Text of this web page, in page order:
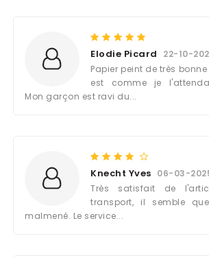
Elodie Picard
22-10-
Papier peint de très
est comme je
Mon garçon est ravi du...
Knecht Yves 06-03-
Très satisfait de
transport, il semble
malmené. Le service...